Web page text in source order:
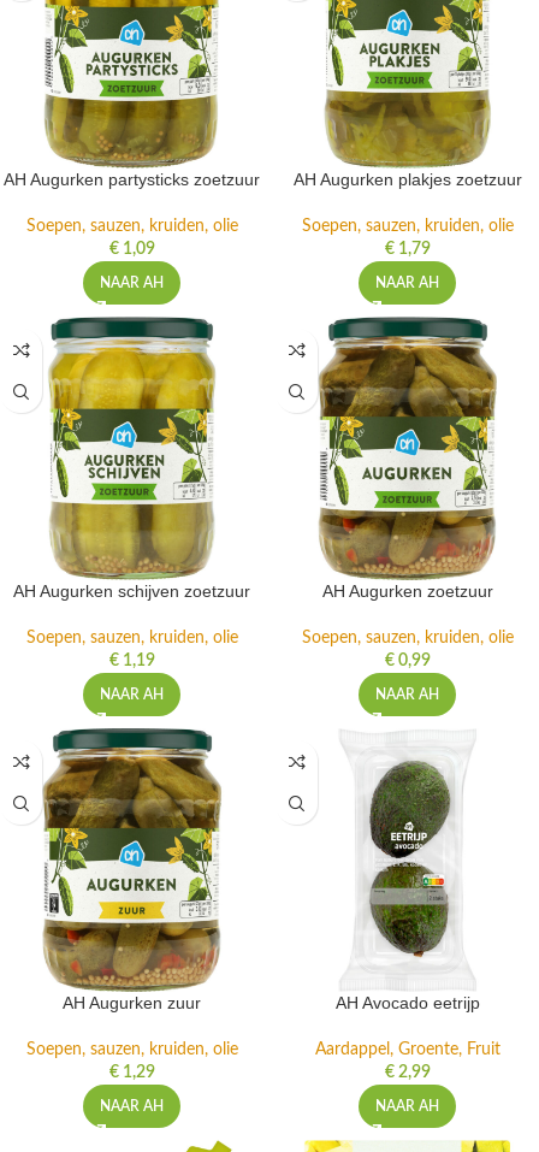
AH Augurken partysticks zoetzuur
Soepen, sauzen, kruiden, olie
€1,09
NAAR AH
AH Augurken plakjes zoetzuur
Soepen, sauzen, kruiden, olie
€1,79
NAAR AH
AH Augurken schijven zoetzuur
Soepen, sauzen, kruiden, olie
€1,19
NAAR AH
AH Augurken zoetzuur
Soepen, sauzen, kruiden, olie
€0,99
NAAR AH
AH Augurken zuur
Soepen, sauzen, kruiden, olie
€1,29
NAAR AH
AH Avocado eetrijp
Aardappel, Groente, Fruit
€2,99
NAAR AH